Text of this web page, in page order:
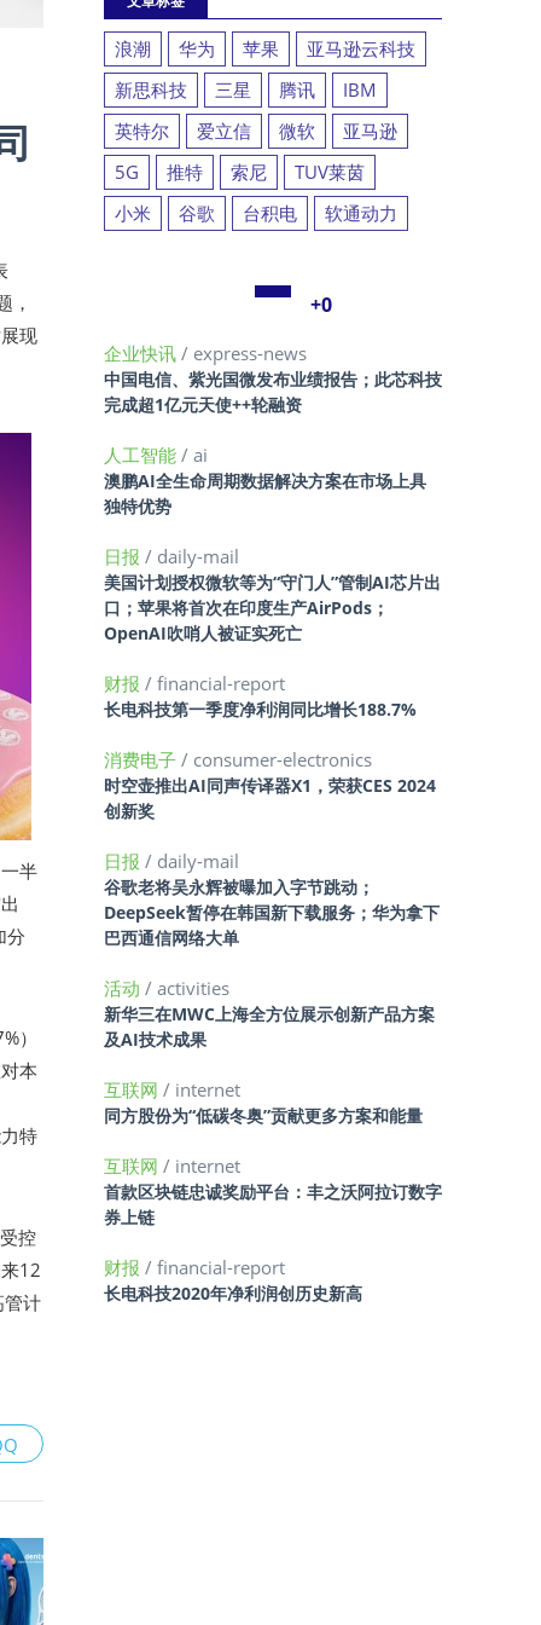
，
现
半
分
）
本
特
控
12
管计
浪潮 华为 苹果
亚马逊云科技
新思科技
三星 腾讯
IBM
英特尔
爱立信 微软
亚马逊
5G
推特 索尼
TUV莱茵
小米
谷歌 台积电 软通动力
+0
企业快讯 / express-news
中国电信、紫光国微发布业绩报告；此芯科技
完成超1亿元天使++轮融资
人工智能 / ai
澳鹏AI全生命周期数据解决方案在市场上具
独特优势
日报 / daily-mail
美国计划授权微软等为“守门人”管制AI芯片出
口；苹果将首次在印度生产AirPods；
OpenAI吹哨人被证实死亡
财报 / financial-report
长电科技第一季度净利润同比增长188.7%
消费电子 / consumer-electronics
时空壶推出AI同声传译器X1，荣获CES 2024
创新奖
日报 / daily-mail
谷歌老将吴永辉被曝加入字节跳动；
DeepSeek暂停在韩国新下载服务；华为拿下
巴西通信网络大单
活动 / activities
新华三在MWC上海全方位展示创新产品方案
及AI技术成果
互联网 / internet
同方股份为“低碳冬奥”贡献更多方案和能量
互联网 / internet
首款区块链忠诚奖励平台：丰之沃阿拉订数字
券上链
财报 / financial-report
长电科技2020年净利润创历史新高